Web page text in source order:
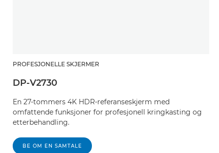
PROFESJONELLE SKJERMER
DP-V2730
En 27-tommers 4K HDR-referanseskjerm med
omfattende funksjoner for profesjonell kringkasting og
etterbehandling.
BE OM EN SAMTALE